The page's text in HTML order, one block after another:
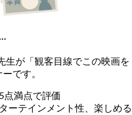
生が「観客目線でこの映画を
です。
点満点で評価
ーテインメント性、楽しめる